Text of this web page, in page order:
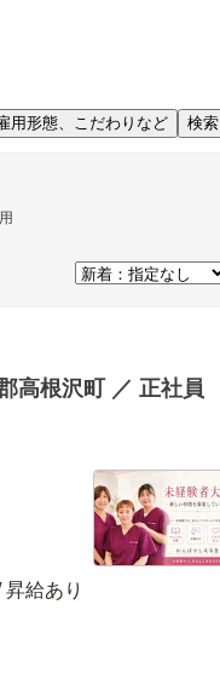
用形態、こだわりなど 検索
高根沢町 ／ 正社員
給あり